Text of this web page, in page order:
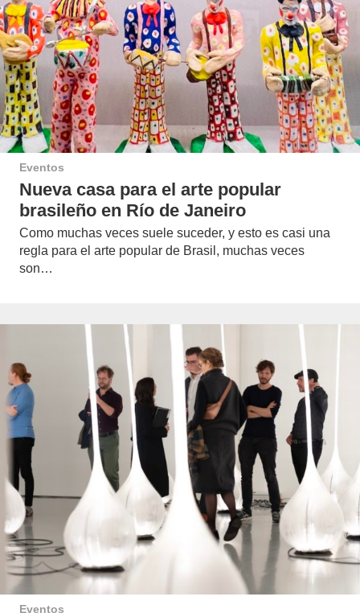
Eventos
Nueva casa para el arte popular
brasileño en Río de Janeiro
Como muchas veces suele suceder, y esto es casi una
regla para el arte popular de Brasil, muchas veces
son…
Eventos